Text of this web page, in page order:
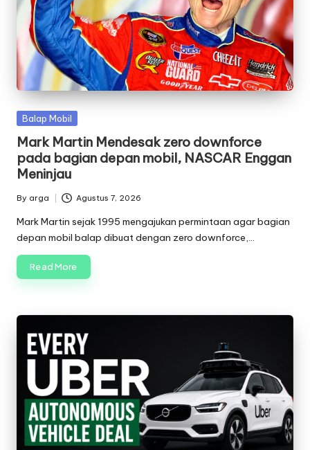
Posted
Balap Mobil
Mark Martin Mendesak zero downforce
pada bagian depan mobil, NASCAR Enggan
Meninjau
Posted
by
By arga Agustus 7, 2026
Mark Martin sejak 1995 mengajukan permintaan agar bagian
depan mobil balap dibuat dengan zero downforce,…
Read More